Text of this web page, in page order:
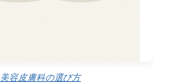
美容皮膚科の選び方